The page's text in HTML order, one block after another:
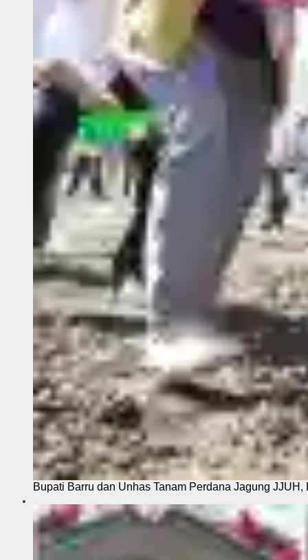
Bupati Barru dan Unhas Tanam Perdana Jagung